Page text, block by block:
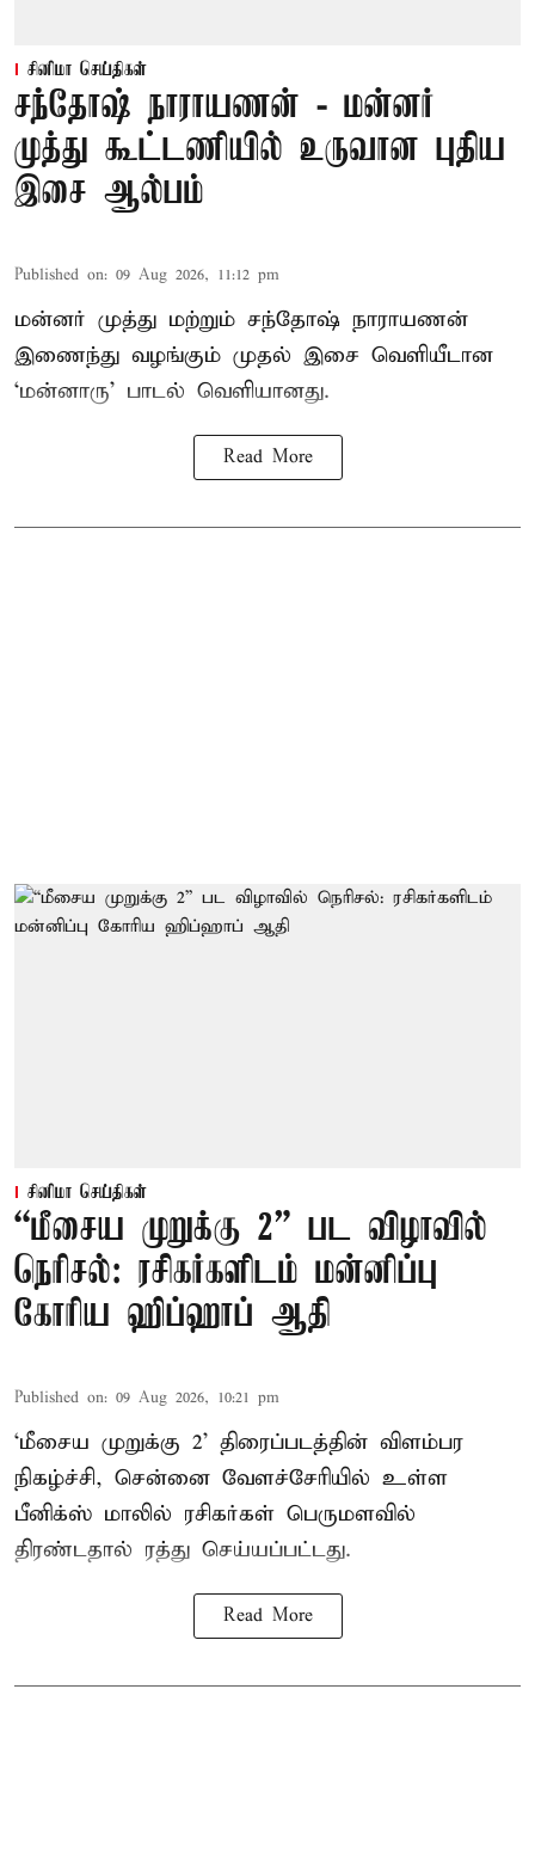
சினிமா செய்திகள்
சந்தோஷ் நாராயணன் - மன்னர்
முத்து கூட்டணியில் உருவான புதிய
இசை ஆல்பம்
Published on: 09 Aug 2026, 11:12 pm
மன்னர் முத்து மற்றும் சந்தோஷ் நாராயணன்
இணைந்து வழங்கும் முதல் இசை வெளியீடான
‘மன்னாரு’ பாடல் வெளியானது.
Read More
சினிமா செய்திகள்
“மீசைய முறுக்கு 2” பட விழாவில்
நெரிசல்: ரசிகர்களிடம் மன்னிப்பு
கோரிய ஹிப்ஹாப் ஆதி
Published on: 09 Aug 2026, 10:21 pm
‘மீசைய முறுக்கு 2’ திரைப்படத்தின் விளம்பர
நிகழ்ச்சி, சென்னை வேளச்சேரியில் உள்ள
பீனிக்ஸ் மாலில் ரசிகர்கள் பெருமளவில்
திரண்டதால் ரத்து செய்யப்பட்டது.
Read More